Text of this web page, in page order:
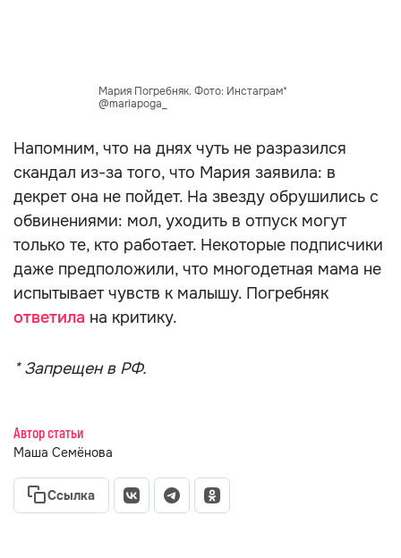
Мария Погребняк. Фото: Инстаграм*
@mariapoga_
Напомним, что на днях чуть не разразился
скандал из-за того, что Мария заявила: в
декрет она не пойдет. На звезду обрушились с
обвинениями: мол, уходить в отпуск могут
только те, кто работает. Некоторые подписчики
даже предположили, что многодетная мама не
испытывает чувств к малышу. Погребняк
ответила на критику.
* Запрещен в РФ.
Автор статьи
Маша Семёнова
Ссылка